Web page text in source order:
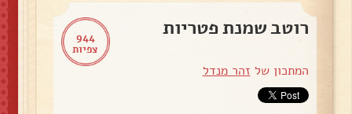
944
צפיות
רוטב שמנת פטריות
המתכון של זהר מנדל